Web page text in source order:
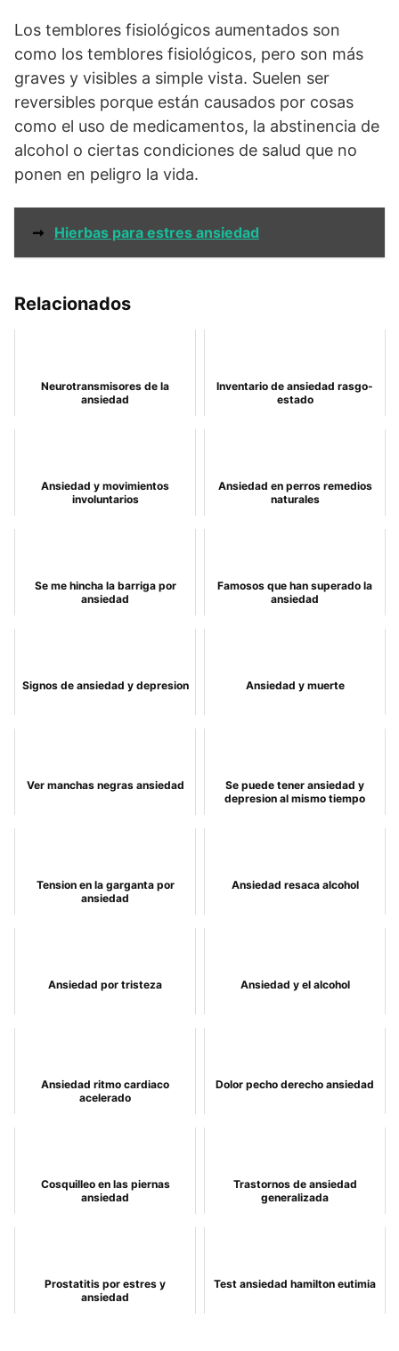
Los temblores fisiológicos aumentados son
como los temblores fisiológicos, pero son más
graves y visibles a simple vista. Suelen ser
reversibles porque están causados por cosas
como el uso de medicamentos, la abstinencia de
alcohol o ciertas condiciones de salud que no
ponen en peligro la vida.
➞ Hierbas para estres ansiedad
Relacionados
Neurotransmisores de la
ansiedad
Inventario de ansiedad rasgo-
estado
Ansiedad y movimientos
involuntarios
Ansiedad en perros remedios
naturales
Se me hincha la barriga por
ansiedad
Famosos que han superado la
ansiedad
Signos de ansiedad y depresion Ansiedad y muerte
Ver manchas negras ansiedad
Se puede tener ansiedad y
depresion al mismo tiempo
Tension en la garganta por
ansiedad
Ansiedad resaca alcohol
Ansiedad por tristeza Ansiedad y el alcohol
Ansiedad ritmo cardiaco
acelerado
Dolor pecho derecho ansiedad
Cosquilleo en las piernas
ansiedad
Trastornos de ansiedad
generalizada
Prostatitis por estres y
ansiedad
Test ansiedad hamilton eutimia